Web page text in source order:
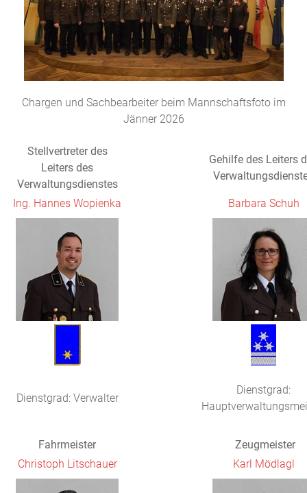
Chargen und Sachbearbeiter beim Mannschaftsfoto im
Jänner 2026
Stellvertreter des
Leiters des
Verwaltungsdienstes
Gehilfe des Leiters
Ing. Hannes Wopienka Barbara Schuh
Dienstgrad: Verwalter
Dienstgrad:
Fahrmeister
Zeugmeister
Christoph Litschauer
Karl Mödlagl